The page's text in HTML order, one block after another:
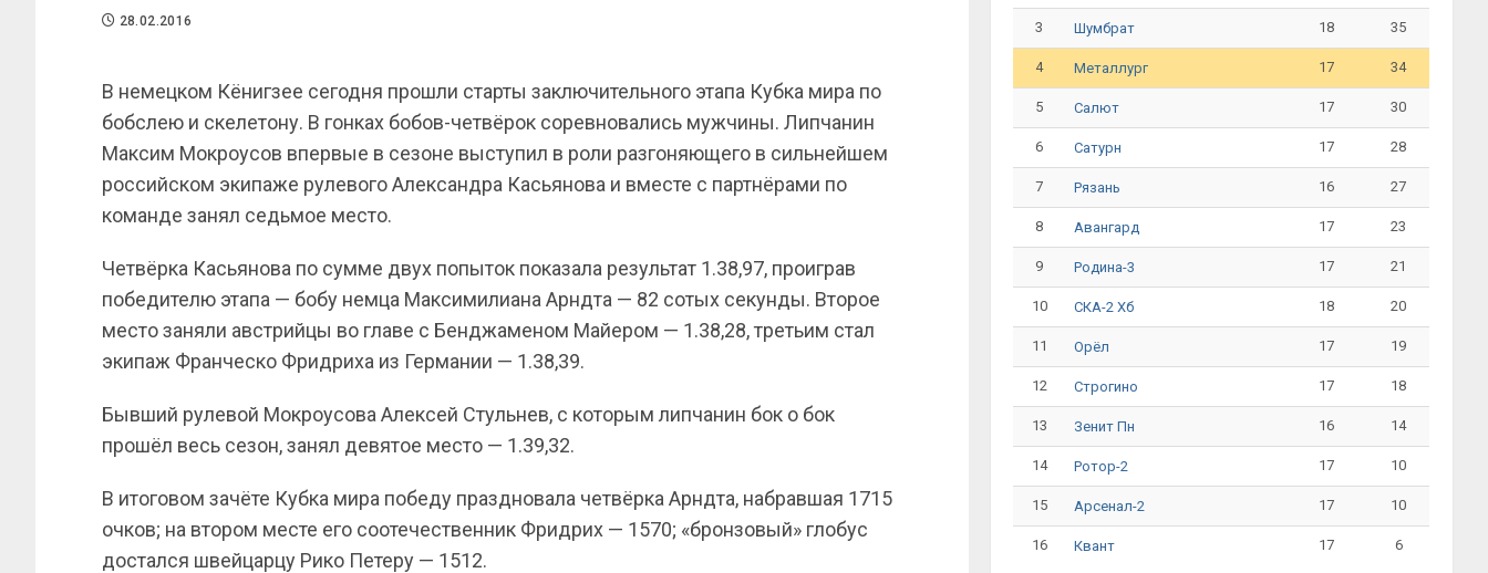
28.02.2016
В немецком Кёнигзее сегодня прошли старты заключительного этапа Кубка мира по
бобслею и скелетону. В гонках бобов-четвёрок соревновались мужчины. Липчанин
Максим Мокроусов впервые в сезоне выступил в роли разгоняющего в сильнейшем
российском экипаже рулевого Александра Касьянова и вместе с партнёрами по
команде занял седьмое место.
Четвёрка Касьянова по сумме двух попыток показала результат 1.38,97, проиграв
победителю этапа — бобу немца Максимилиана Арндта — 82 сотых секунды. Второе
место заняли австрийцы во главе с Бенджаменом Майером — 1.38,28, третьим стал
экипаж Франческо Фридриха из Германии — 1.38,39.
Бывший рулевой Мокроусова Алексей Стульнев, с которым липчанин бок о бок
прошёл весь сезон, занял девятое место — 1.39,32.
В итоговом зачёте Кубка мира победу праздновала четвёрка Арндта, набравшая 1715
очков; на втором месте его соотечественник Фридрих — 1570; «бронзовый» глобус
достался швейцарцу Рико Петеру — 1512.
3 Шумбрат 18 35
4 Металлург 17 34
5 Салют 17 30
6 Сатурн 17 28
7 Рязань 16 27
8 Авангард 17 23
9 Родина-3 17 21
10 СКА-2 Хб 18 20
11 Орёл 17 19
12 Строгино 17 18
13 Зенит Пн 16 14
14 Ротор-2 17 10
15 Арсенал-2 17 10
16 Квант 17 6